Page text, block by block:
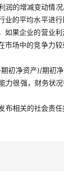
润的增减变动情
业的平均水平进
如果企业的营业
市场中的竞争力
初净资产)/期初
力很强，财务状
布相关的社会责